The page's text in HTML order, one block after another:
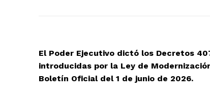
El Poder Ejecutivo dictó los Decretos
introducidas por la Ley de
Boletín Oficial del 1 de junio de 2026.